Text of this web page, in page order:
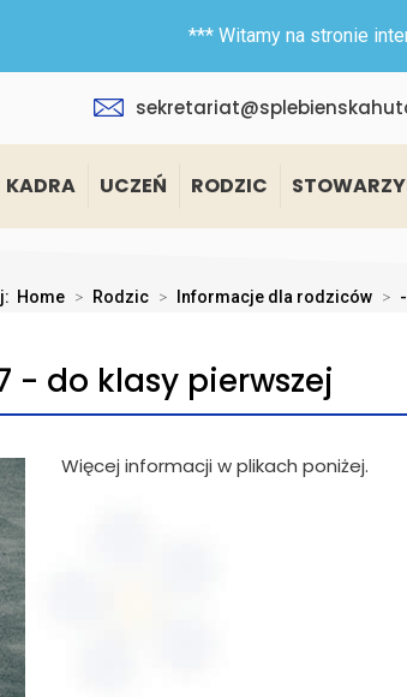
*** Witamy na stronie
KADRA UCZEŃ RODZIC
Home > Rodzic > Informacje dla rodziców >
- do klasy pierwszej
Więcej informacji w plikach poniżej.